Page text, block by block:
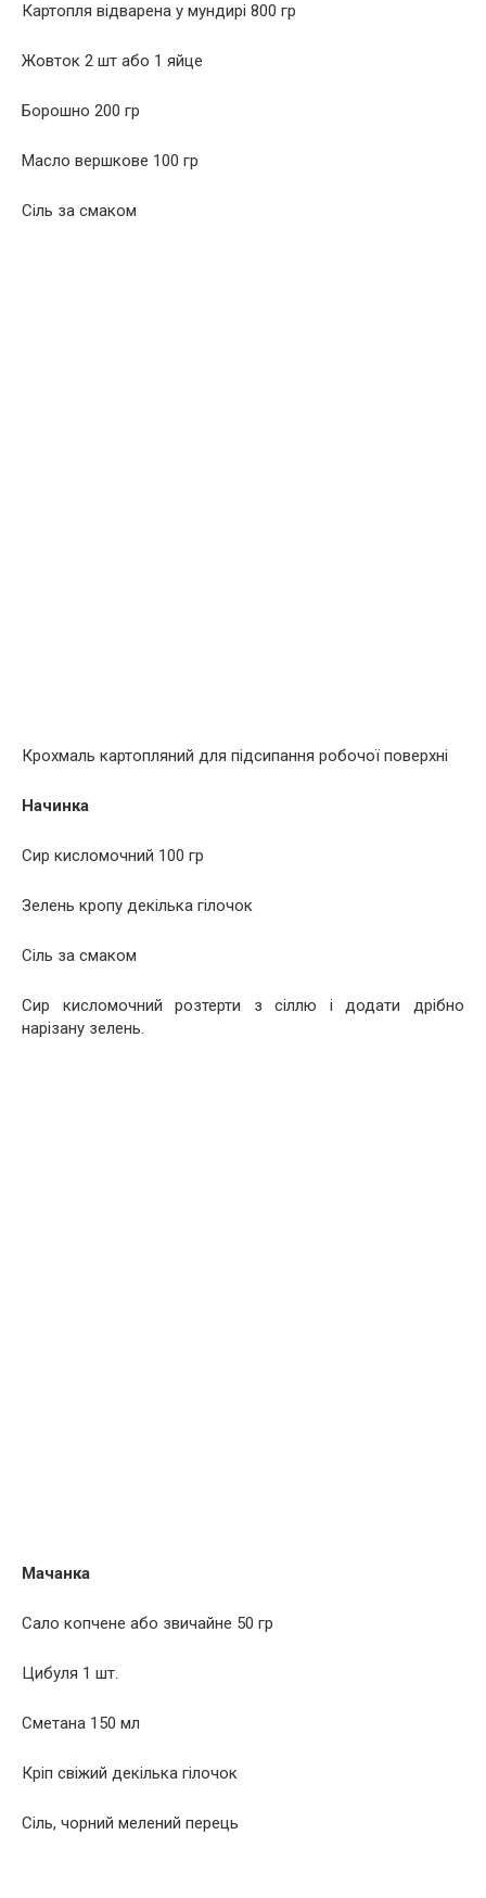
Картопля відварена у мундирі 800 гр
Жовток 2 шт або 1 яйце
Борошно 200 гр
Масло вершкове 100 гр
Сіль за смаком
Крохмаль картопляний для підсипання робочої поверхні
Начинка
Сир кисломочний 100 гр
Зелень кропу декілька гілочок
Сіль за смаком
Сир кисломочний розтерти з сіллю і додати дрібно
нарізану зелень.
Мачанка
Сало копчене або звичайне 50 гр
Цибуля 1 шт.
Сметана 150 мл
Кріп свіжий декілька гілочок
Сіль, чорний мелений перець